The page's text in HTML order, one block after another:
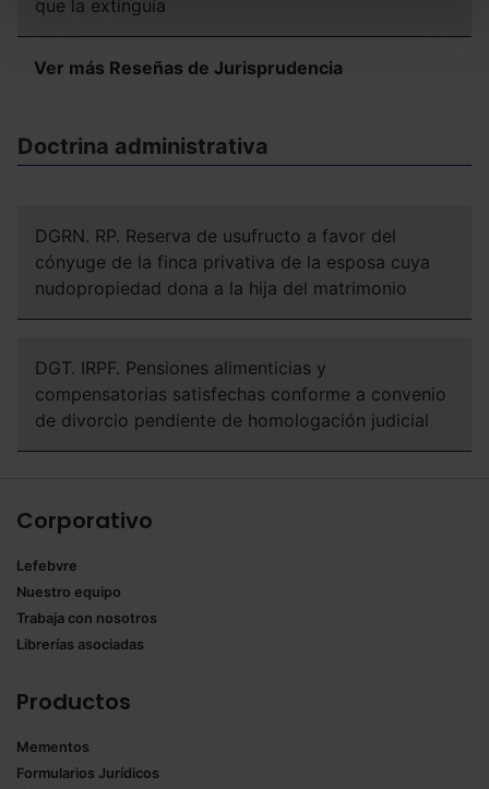
todas las cookies excepto aquellas imprescindibles.
También puedesconfigurarlas cookies y
seleccionar solo aquellas que quieras permitir en tu
Saber más acerca de las cookies
que la extinguía
Ver más Reseñas de Jurisprudencia
Doctrina administrativa
DGRN. RP. Reserva de usufructo a favor del
cónyuge de la finca privativa de la esposa cuya
nudopropiedad dona a la hija del matrimonio
DGT. IRPF. Pensiones alimenticias y
compensatorias satisfechas conforme a convenio
de divorcio pendiente de homologación judicial
Corporativo
Lefebvre
Nuestro equipo
Trabaja con nosotros
Librerías asociadas
Productos
Mementos
Formularios Jurídicos